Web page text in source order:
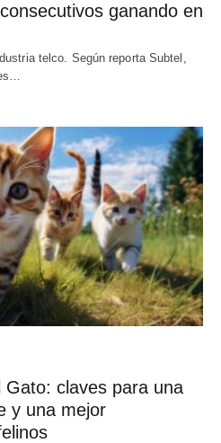
ganando en
telco. Según reporta Subtel,
claves para una
y una mejor